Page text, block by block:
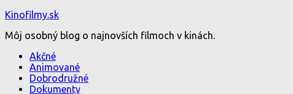
Kinofilmy.sk
Môj osobný blog o najnovších filmoch v kinách.
Akčné
Animované
Dobrodružné
Dokumenty